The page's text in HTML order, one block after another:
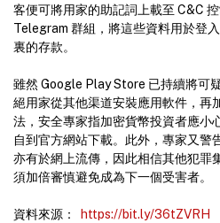
客便可將用家的助記詞上載至 C&C
Telegram 群組，將這些資料用於登
裏的存款。
雖然 Google Play Store 已持續將可
絕用家從其他渠道安裝應用軟件，再
法，安全專家指加密貨幣投資者應小
自到官方網站下載。此外，專家又警
亦有於網上流傳，因此相信其他犯罪
須加倍審慎避免成為下一個受害者。
資料來源： https://bit.ly/36tZVRH